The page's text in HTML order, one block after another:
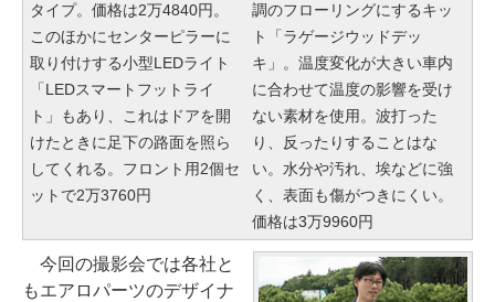
タイプ。価格は2万4840円。
このほかにセンターピラーに
取り付けする小型LEDライト
「LEDスマートフットライ
ト」もあり、これはドアを開
けたときに足下の路面を照ら
してくれる。フロント用2個セ
ットで2万3760円
調のフローリングにするキッ
ト「ラゲージウッドデッ
キ」。温度変化が大きい車内
に合わせて温度の影響を受け
ない素材を使用。波打った
り、反ったりすることはな
い。水分や汚れ、埃などに強
く、表面も傷がつきにくい。
価格は3万9960円
今回の撮影会では各社と
もエアロパーツのデザイナ